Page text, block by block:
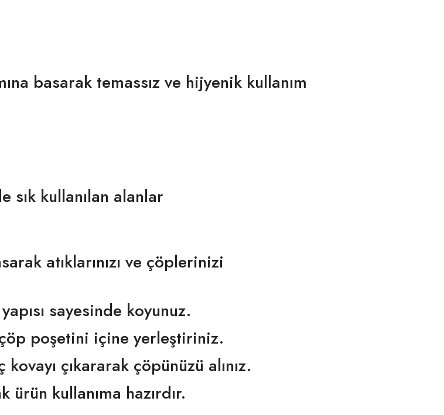
basarak temassız ve hijyenik kullanım
sık kullanılan alanlar
atıklarınızı ve çöplerinizi
sayesinde koyunuz.
çöp poşetini içine yerleştiriniz.
çıkararak çöpünüzü alınız.
kullanıma hazırdır.